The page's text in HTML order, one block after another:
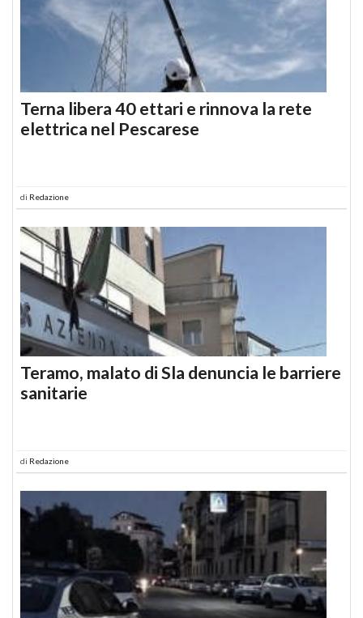
Terna libera 40 ettari e rinnova la rete
elettrica nel Pescarese
di Redazione
Teramo, malato di Sla denuncia le barriere
sanitarie
di Redazione